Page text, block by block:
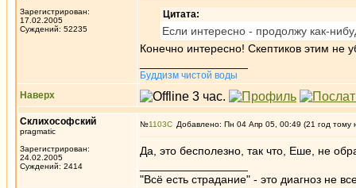
Зарегистрирован:
17.02.2005
Суждений: 52235
Цитата:
Если интересно - продолжу как-
Конечно интересно! Скептиков этим не
Буддизм чистой воды
Наверх
Склихософский
pragmatic
Зарегистрирован:
24.02.2005
Суждений: 2414
№1103 Добавлено: Пн 04 Апр 05, 00:49 (21 год тому
Да, это бесполезно, так что, Еше, не
"Всё есть страдание" - это диагноз не